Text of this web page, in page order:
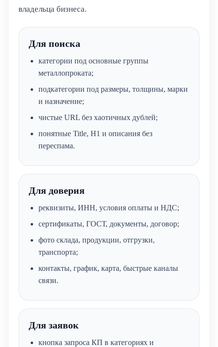
владельца бизнеса.
Для поиска
категории под основные группы
металлопроката;
подкатегории под размеры, толщины, марки
и назначение;
чистые URL без хаотичных дублей;
понятные Title, H1 и описания без
переспама.
Для доверия
реквизиты, ИНН, условия оплаты и НДС;
сертификаты, ГОСТ, документы, договор;
фото склада, продукции, отгрузки,
транспорта;
контакты, график, карта, быстрые каналы
связи.
Для заявок
кнопка запроса КП в категориях и